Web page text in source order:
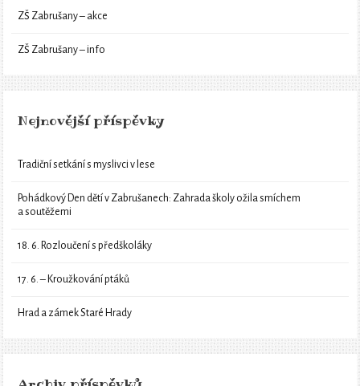
ZŠ Zabrušany – akce
ZŠ Zabrušany – info
Nejnovější příspěvky
Tradiční setkání s myslivci v lese
Pohádkový Den dětí v Zabrušanech: Zahrada školy ožila smíchem
a soutěžemi
18. 6. Rozloučení s předškoláky
17. 6. – Kroužkování ptáků
Hrad a zámek Staré Hrady